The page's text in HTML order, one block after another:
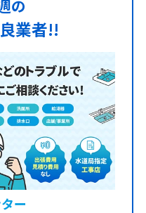
の
業者!!
ー